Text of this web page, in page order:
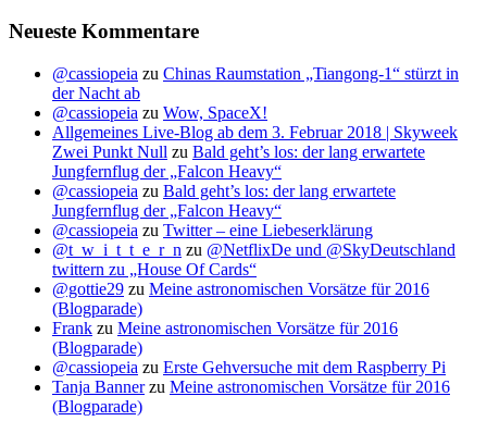
Neueste Kommentare
@cassiopeia zu Chinas Raumstation „Tiangong-1“ stürzt in
der Nacht ab
@cassiopeia zu Wow, SpaceX!
Allgemeines Live-Blog ab dem 3. Februar 2018 | Skyweek
Zwei Punkt Null zu Bald geht’s los: der lang erwartete
Jungfernflug der „Falcon Heavy“
@cassiopeia zu Bald geht’s los: der lang erwartete
Jungfernflug der „Falcon Heavy“
@cassiopeia zu Twitter – eine Liebeserklärung
@t_w_i_t_t_e_r_n zu @NetflixDe und @SkyDeutschland
twittern zu „House Of Cards“
@gottie29 zu Meine astronomischen Vorsätze für 2016
(Blogparade)
Frank zu Meine astronomischen Vorsätze für 2016
(Blogparade)
@cassiopeia zu Erste Gehversuche mit dem Raspberry Pi
Tanja Bannerzu Meine astronomischen Vorsätze für 2016
(Blogparade)